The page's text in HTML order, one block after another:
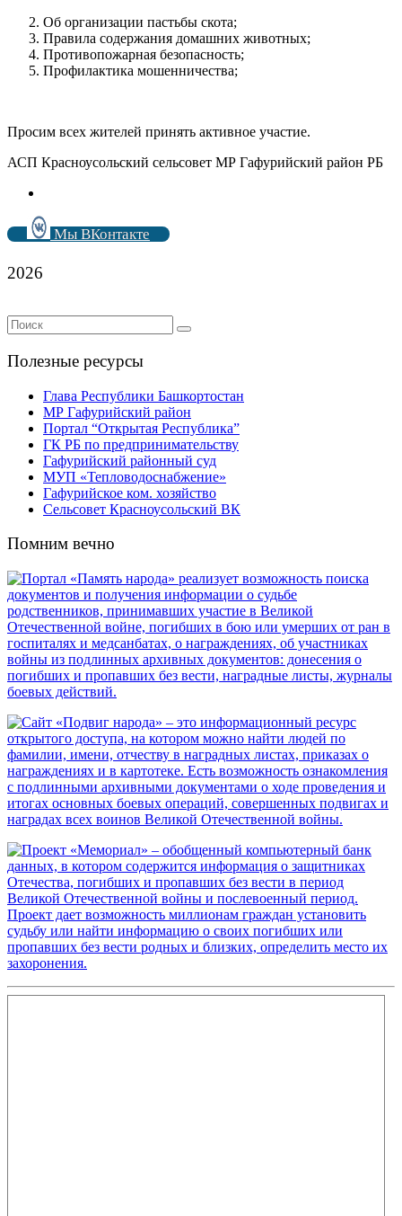
Об организации пастьбы скота;
Правила содержания домашних животных;
Противопожарная безопасность;
Профилактика мошенничества;
Просим всех жителей принять активное участие.
АСП Красноусольский сельсовет МР Гафурийский район РБ
Мы ВКонтакте
2026
Полезные ресурсы
Глава Республики Башкортостан
МР Гафурийский район
Портал “Открытая Республика”
ГК РБ по предпринимательству
Гафурийский районный суд
МУП «Тепловодоснабжение»
Гафурийское ком. хозяйство
Сельсовет Красноусольский ВК
Помним вечно